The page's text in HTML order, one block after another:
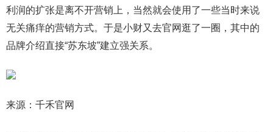
利润的扩张是离不开营销上，当然就会使用了一些当时来说
无关痛痒的营销方式。于是小财又去官网逛了一圈，其中的
品牌介绍直接“苏东坡”建立强关系。
来源：千禾官网